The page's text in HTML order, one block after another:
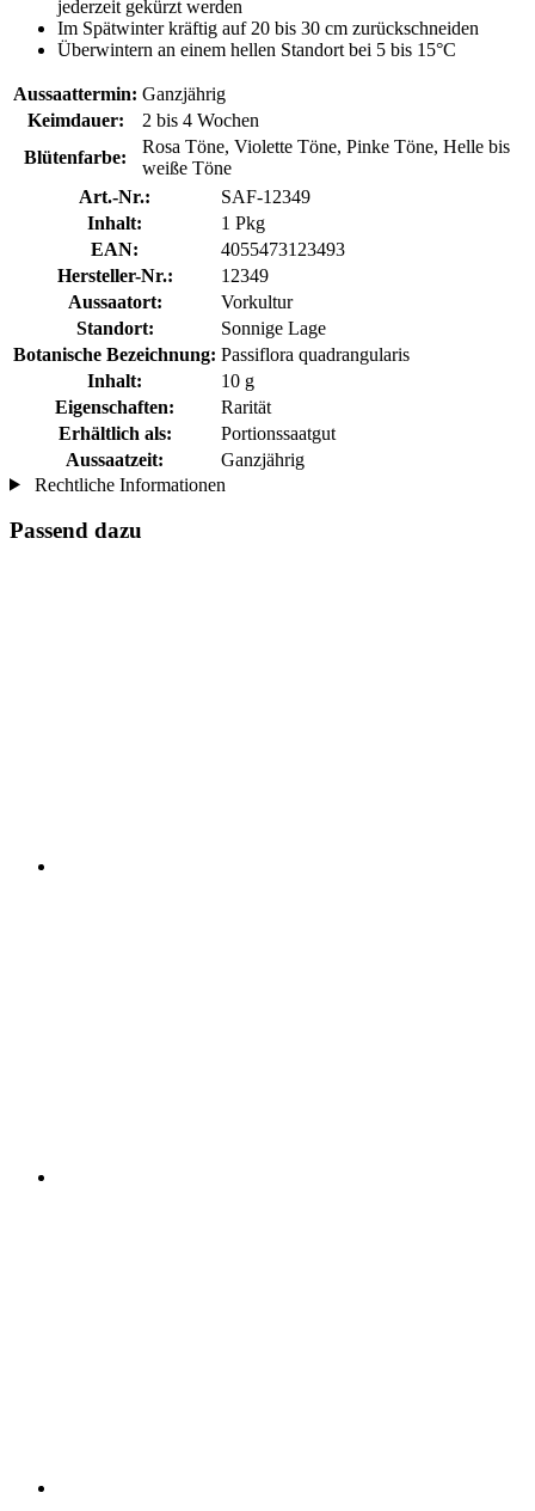
jederzeit gekürzt werden
Im Spätwinter kräftig auf 20 bis 30 cm zurückschneiden
Überwintern an einem hellen Standort bei 5 bis 15°C
Aussaattermin: Ganzjährig
Keimdauer:
2 bis 4 Wochen
Blütenfarbe:
Rosa Töne, Violette Töne, Pinke Töne, Helle bis
weiße Töne
Art.-Nr.:
SAF-12349
Inhalt:
1 Pkg
EAN:
4055473123493
Hersteller-Nr.:
12349
Aussaatort:
Vorkultur
Standort:
Sonnige Lage
Botanische Bezeichnung: Passiflora quadrangularis
Inhalt:
10 g
Eigenschaften:
Rarität
Erhältlich als:
Portionssaatgut
Aussaatzeit:
Ganzjährig
Rechtliche Informationen
Passend dazu